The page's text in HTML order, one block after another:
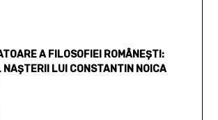
A FILOSOFIEI ROMÂNEŞTI:
NAŞTERII LUI CONSTANTIN NOICA